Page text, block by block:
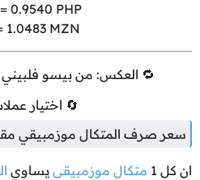
0.9540 PHP
1.0483 MZN
🔁 العكس: من بيسو
🔄 اختيار
سعر صرف المتكال موزمبيقي
ان كل 1 متكال موزمبيقي يساوي